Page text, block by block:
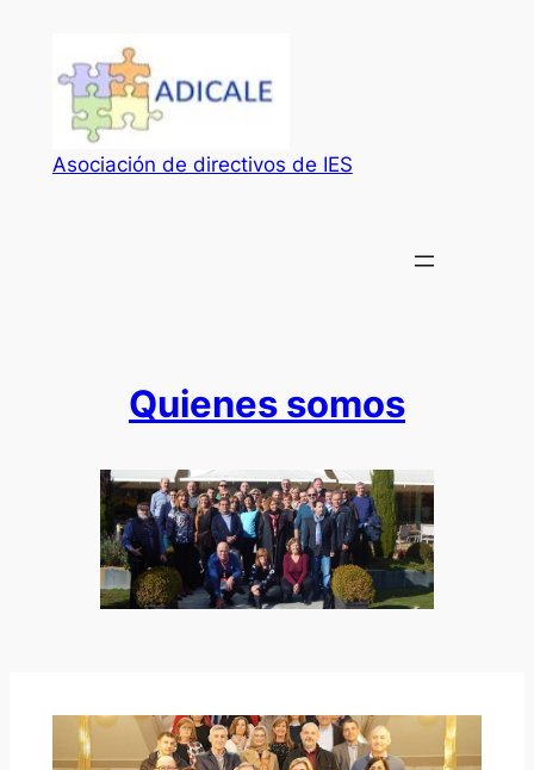
contenido
Asociación de directivos de IES
Quienes somos